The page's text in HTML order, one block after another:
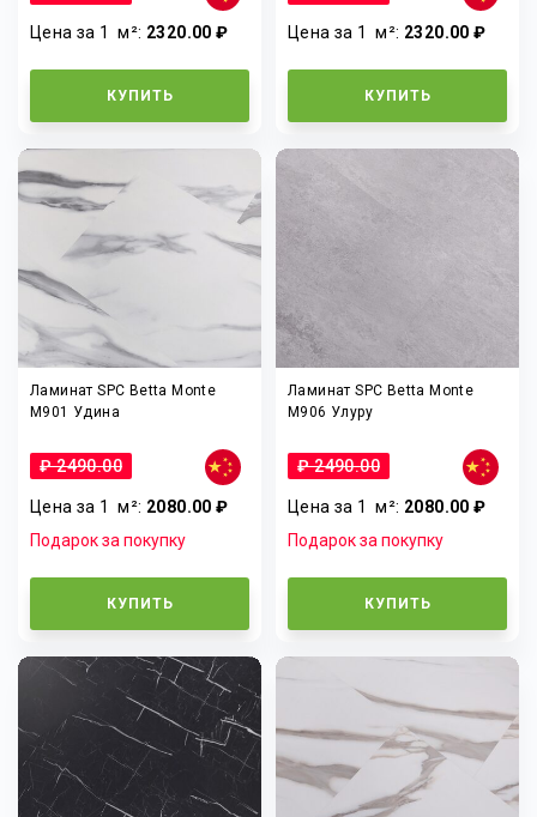
Цена за 1м²: 2320.00 ₽
КУПИТЬ
Цена за 1м²: 2320.00 ₽
КУПИТЬ
Ламинат SPC Betta Monte
M901 Удина
₽ 2490.00
Цена за 1м²: 2080.00 ₽
Подарок за покупку
КУПИТЬ
Ламинат SPC Betta Monte
M906 Улуру
₽ 2490.00
Цена за 1м²: 2080.00 ₽
Подарок за покупку
КУПИТЬ